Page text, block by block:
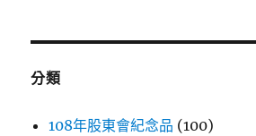
鍵
分類
108年股東會紀念品 (100)